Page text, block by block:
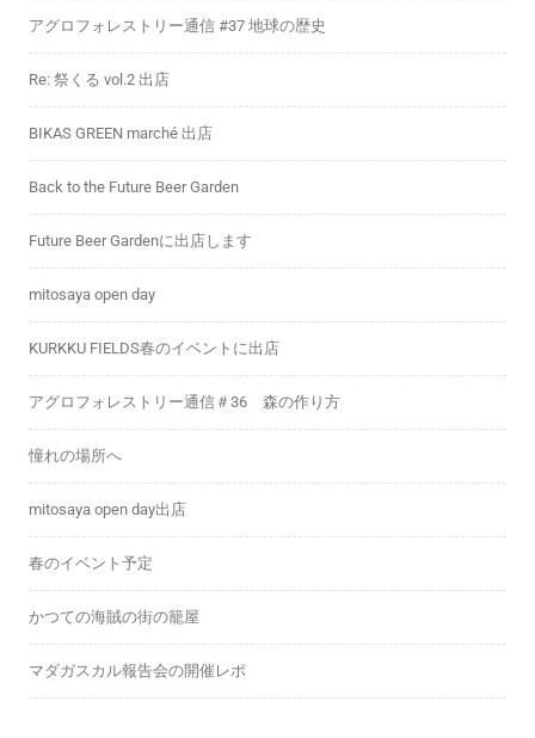
アグロフォレストリー通信 #37 地球の歴史
Re: 祭くる vol.2 出店
BIKAS GREEN marché 出店
Back to the Future Beer Garden
Future Beer Gardenに出店します
mitosaya open day
KURKKU FIELDS春のイベントに出店
アグロフォレストリー通信＃36 森の作り方
憧れの場所へ
mitosaya open day出店
春のイベント予定
かつての海賊の街の籠屋
マダガスカル報告会の開催レポ